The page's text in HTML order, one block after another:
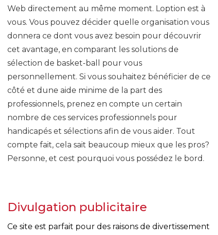
Web directement au même moment. Loption est à
vous. Vous pouvez décider quelle organisation vous
donnera ce dont vous avez besoin pour découvrir
cet avantage, en comparant les solutions de
sélection de basket-ball pour vous
personnellement. Si vous souhaitez bénéficier de ce
côté et dune aide minime de la part des
professionnels, prenez en compte un certain
nombre de ces services professionnels pour
handicapés et sélections afin de vous aider. Tout
compte fait, cela sait beaucoup mieux que les pros?
Personne, et cest pourquoi vous possédez le bord.
Divulgation publicitaire
Ce site est parfait pour des raisons de divertissement